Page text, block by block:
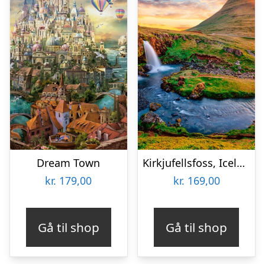
Dream Town
kr. 179,00
Gå til shop
Kirkjufellsfoss, Iceland
kr. 169,00
Gå til shop